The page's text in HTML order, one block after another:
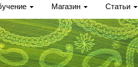
Магазин Статьи